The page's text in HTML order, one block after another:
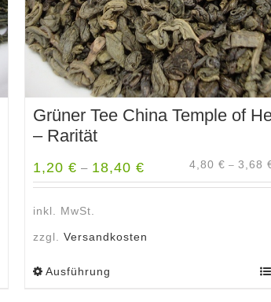
gewählt
werden
Grüner Tee China Temple of
– Rarität
1,20€ – 18,40€ 4,80 € – 3,68
inkl. MwSt.
zzgl.Versandkosten
Ausführung